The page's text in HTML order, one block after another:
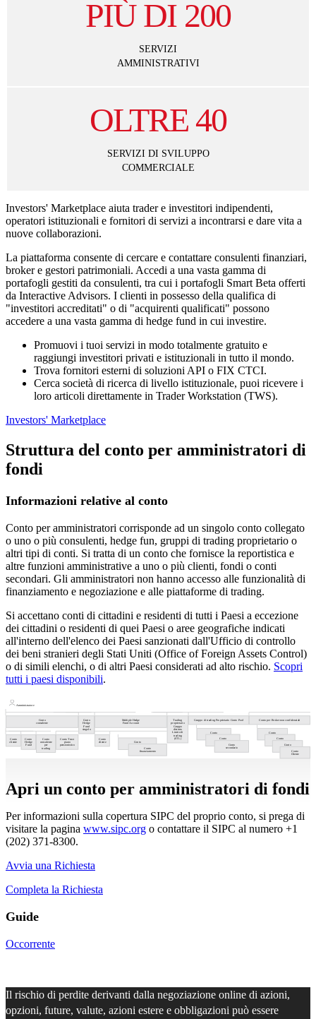
PIÙ DI 200
SERVIZI
AMMINISTRATIVI
OLTRE 40
SERVIZI DI SVILUPPO
COMMERCIALE
Investors' Marketplace aiuta trader e investitori indipendenti,
operatori istituzionali e fornitori di servizi a incontrarsi e dare vita a
nuove collaborazioni.
La piattaforma consente di cercare e contattare consulenti finanziari,
broker e gestori patrimoniali. Accedi a una vasta gamma di
portafogli gestiti da consulenti, tra cui i portafogli Smart Beta offerti
da Interactive Advisors. I clienti in possesso della qualifica di
"investitori accreditati" o di "acquirenti qualificati" possono
accedere a una vasta gamma di hedge fund in cui investire.
Promuovi i tuoi servizi in modo totalmente gratuito e
raggiungi investitori privati e istituzionali in tutto il mondo.
Trova fornitori esterni di soluzioni API o FIX CTCI.
Cerca società di ricerca di livello istituzionale, puoi ricevere i
loro articoli direttamente in Trader Workstation (TWS).
Investors' Marketplace
Struttura del conto per amministratori di
fondi
Informazioni relative al conto
Conto per amministratori corrisponde ad un singolo conto collegato
o uno o più consulenti, hedge fun, gruppi di trading proprietario o
altri tipi di conti. Si tratta di un conto che fornisce la reportistica e
altre funzioni amministrative a uno o più clienti, fondi o conti
secondari. Gli amministratori non hanno accesso alle funzionalità di
finanziamento e negoziazione e alle piattaforme di trading.
Si accettano conti di cittadini e residenti di tutti i Paesi a eccezione
dei cittadini o residenti di quei Paesi o aree geografiche indicati
all'interno dell'elenco dei Paesi sanzionati dall'Ufficio di controllo
dei beni stranieri degli Stati Uniti (Office of Foreign Assets Control)
o di simili elenchi, o di altri Paesi considerati ad alto rischio. Scopri
tutti i paesi disponibili.
Amministratore
Conto
consulente
Conto
cliente
Conto
Hedge
Fund
Conto
consulente
per
trading
Conto Trust
piano
pensionistico
Conto
Hedge
Fund
singolo
Multiple Hedge
Fund Account
Conto
cliente
Conto
Conto
finanziamento
Trading
proprietario
Gruppo
distinto
Limite di
trading
(STL)
Gruppo di trading Proprietario Conto Pool
Conto
Conto
Conto
secondario
Conto per Broker non confidenziali
Conto
Conto
Conto
Conto
Cliente
Apri un conto per amministratori di fondi
Per informazioni sulla copertura SIPC del proprio conto, si prega di
visitare la pagina www.sipc.org o contattare il SIPC al numero +1
(202) 371-8300.
Avvia una Richiesta
Completa la Richiesta
Guide
Occorrente
Il rischio di perdite derivanti dalla negoziazione online di azioni,
opzioni, future, valute, azioni estere e obbligazioni può essere